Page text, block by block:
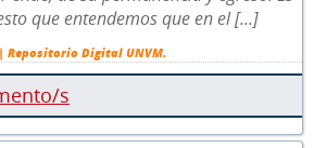
que entendemos que en el [...]
| Repositorio Digital UNVM.
s